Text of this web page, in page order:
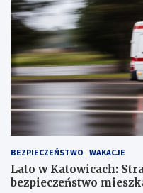
BEZPIECZEŃSTWO WAKACJE
Lato w Katowicach:
bezpieczeństwo